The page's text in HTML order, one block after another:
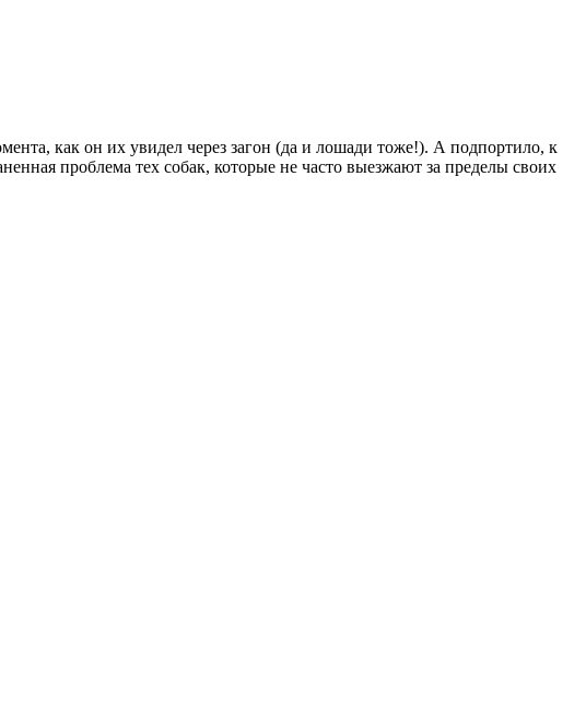
как он их увидел через загон (да и лошади тоже!). А подпортило, к
проблема тех собак, которые не часто выезжают за пределы своих